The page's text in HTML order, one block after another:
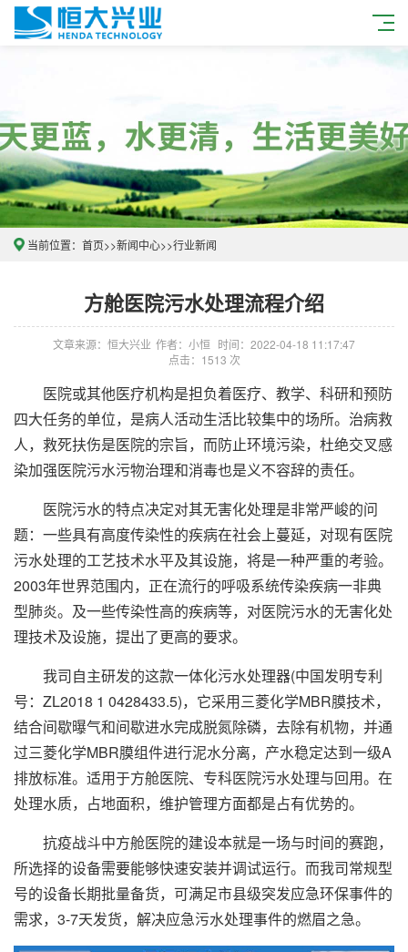
当前位置： 首页>>新闻中心>>行业新闻
方舱医院污水处理流程介绍
文章来源：恒大兴业 作者：小恒 时间：2022-04-18 11:17:47
点击：1513 次
医院或其他医疗机构是担负着医疗、教学、科研和预防
四大任务的单位，是病人活动生活比较集中的场所。治病救
人，救死扶伤是医院的宗旨，而防止环境污染，杜绝交叉感
染加强医院污水污物治理和消毒也是义不容辞的责任。
医院污水的特点决定对其无害化处理是非常严峻的问
题：一些具有高度传染性的疾病在社会上蔓延，对现有医院
污水处理的工艺技术水平及其设施，将是一种严重的考验。
2003年世界范围内，正在流行的呼吸系统传染疾病一非典
型肺炎。及一些传染性高的疾病等，对医院污水的无害化处
理技术及设施，提出了更高的要求。
我司自主研发的这款一体化污水处理器(中国发明专利
号：ZL2018 1 0428433.5)，它采用三菱化学MBR膜技术，
结合间歇曝气和间歇进水完成脱氮除磷，去除有机物，并通
过三菱化学MBR膜组件进行泥水分离，产水稳定达到一级A
排放标准。适用于方舱医院、专科医院污水处理与回用。在
处理水质，占地面积，维护管理方面都是占有优势的。
抗疫战斗中方舱医院的建设本就是一场与时间的赛跑，
所选择的设备需要能够快速安装并调试运行。而我司常规型
号的设备长期批量备货，可满足市县级突发应急环保事件的
需求，3-7天发货，解决应急污水处理事件的燃眉之急。